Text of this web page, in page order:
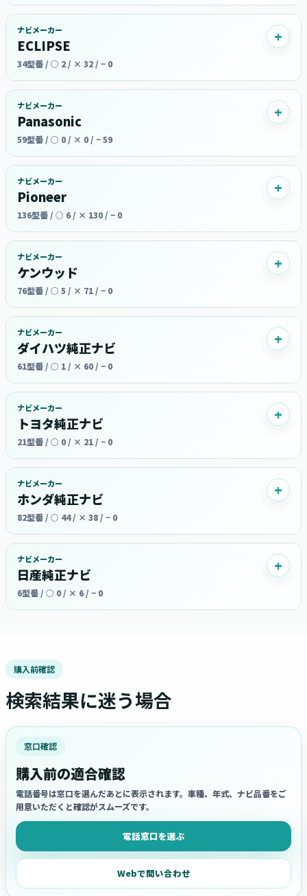
ナビメーカー
ECLIPSE
34型番 / ○ 2 / × 32 / − 0
ナビメーカー
Panasonic
59型番 / ○ 0 / × 0 / − 59
ナビメーカー
Pioneer
136型番 / ○ 6 / × 130 / − 0
ナビメーカー
ケンウッド
76型番 / ○ 5 / × 71 / − 0
ナビメーカー
ダイハツ純正ナビ
61型番 / ○ 1 / × 60 / − 0
ナビメーカー
トヨタ純正ナビ
21型番 / ○ 0 / × 21 / − 0
ナビメーカー
ホンダ純正ナビ
82型番 / ○ 44 / × 38 / − 0
ナビメーカー
日産純正ナビ
6型番 / ○ 0 / × 6 / − 0
購入前確認
検索結果に迷う場合
窓口確認
購入前の適合確認
電話番号は窓口を選んだあとに表示されます。車種、年式、ナビ品番をご
用意いただくと確認がスムーズです。
電話窓口を選ぶ
Webで問い合わせ